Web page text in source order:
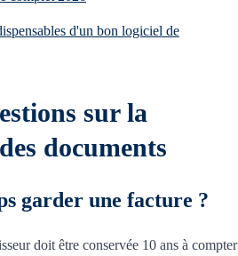
d'un bon logiciel de
sur la
documents
garder une facture ?
doit être conservée 10 ans à compter